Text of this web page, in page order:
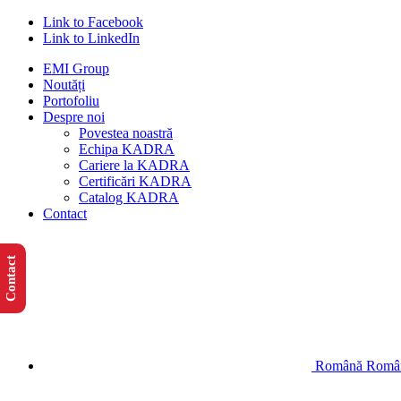
Link to Facebook
Link to LinkedIn
EMI Group
Noutăți
Portofoliu
Despre noi
Povestea noastră
Echipa KADRA
Cariere la KADRA
Certificări KADRA
Catalog KADRA
Contact
Română
Contact